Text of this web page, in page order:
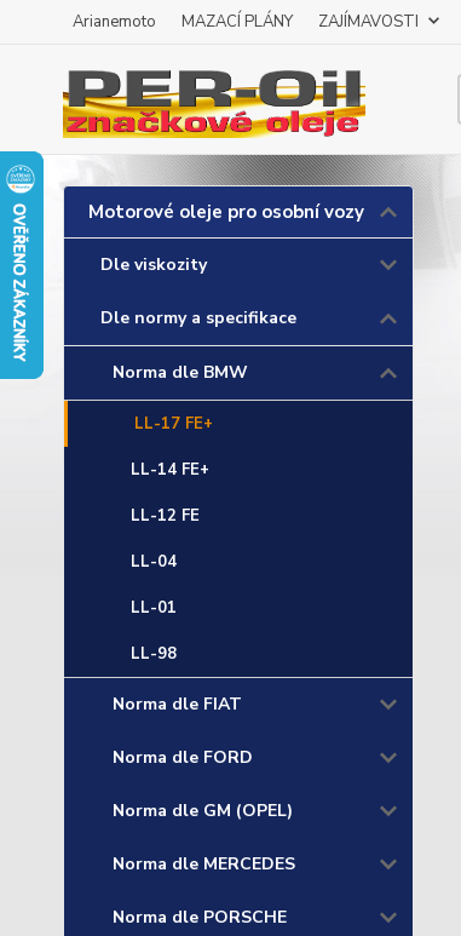
Arianemoto MAZACÍ PLÁNY ZAJÍMAVOSTI
Motorové oleje pro osobní vozy
Dle viskozity
Dle normy a specifikace
Norma dle BMW
LL-17 FE+
LL-14 FE+
LL-12 FE
LL-04
LL-01
LL-98
Norma dle FIAT
Norma dle FORD
Norma dle GM (OPEL)
Norma dle MERCEDES
Norma dle PORSCHE